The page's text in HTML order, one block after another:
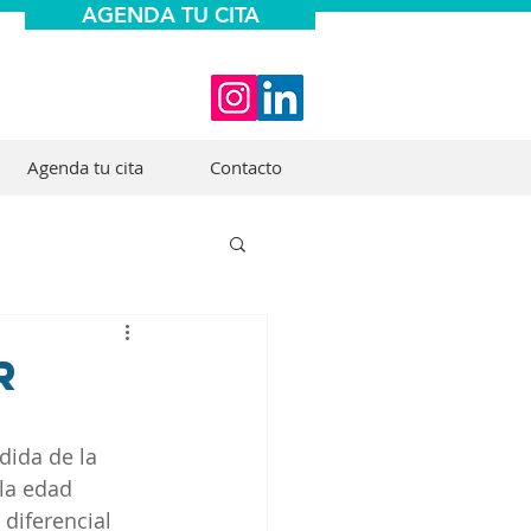
AGENDA TU CITA
Agenda tu cita Contacto
de la
edad